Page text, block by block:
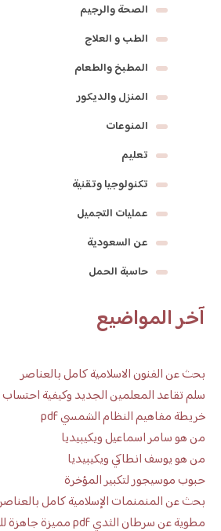
الصحة والرجيم
الطب و العلاج
المطبخ والطعام
المنزل والديكور
المنوعات
تعليم
تكنولوجيا وتقنية
عمليات التجميل
عن السعودية
حاسبة الحمل
آخر المواضيع
بحث عن الفنون الاسلامية كامل بالعناصر
سلم تقاعد المعلمين الجديد وكيفية احتساب
خريطة مفاهيم النظام الشمسي pdf
من هو سامر اسماعيل ويكيبيديا
من هو يوسف انطاكي ويكيبيديا
حبوب موسيجور لتكبير المؤخرة
بحث عن المنمنمات الإسلامية كامل
مطوية عن سرطان الثدي pdf مميزة جاهزة للطباعة